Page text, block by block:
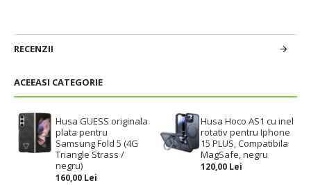
ACEEASI CATEGORIE
Husa GUESS originala
plata pentru
Samsung Fold 5 (4G
Triangle Strass /
negru)
160,00 Lei
Husa Hoco AS1 cu inel
rotativ pentru Iphone
15 PLUS, Compatibila
MagSafe, negru
120,00 Lei
RECENZII